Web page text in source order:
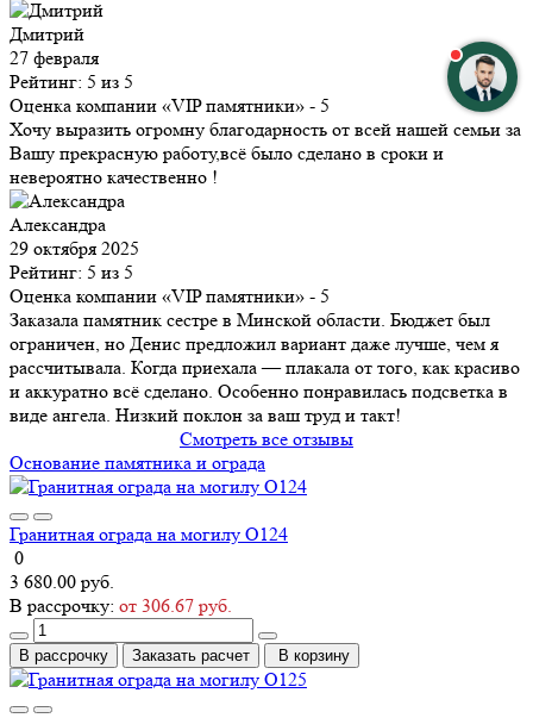
Дмитрий
27 февраля
Рейтинг: 5 из 5
Оценка компании «VIP памятники» - 5
Хочу выразить огромну благодарность от всей нашей семьи за
Вашу прекрасную работу,всё было сделано в сроки и
невероятно качественно !
Александра
29 октября 2025
Рейтинг: 5 из 5
Оценка компании «VIP памятники» - 5
Заказала памятник сестре в Минской области. Бюджет был
ограничен, но Денис предложил вариант даже лучше, чем я
рассчитывала. Когда приехала — плакала от того, как красиво
и аккуратно всё сделано. Особенно понравилась подсветка в
виде ангела. Низкий поклон за ваш труд и такт!
Смотреть все отзывы
Основание памятника и ограда
Гранитная ограда на могилу О124
0
3 680.00 руб.
В рассрочку: от 306.67 руб.
В рассрочку Заказать расчет В корзину